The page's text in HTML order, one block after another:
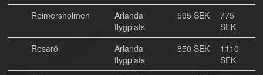
Reimersholmen
Arlanda
flygplats
595 SEK
775
SEK
Resarö
Arlanda
flygplats
850 SEK
1110
SEK